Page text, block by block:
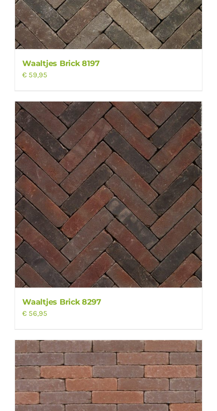
Waaltjes Brick 8197
€ 59,95
Waaltjes Brick 8297
€ 56,95